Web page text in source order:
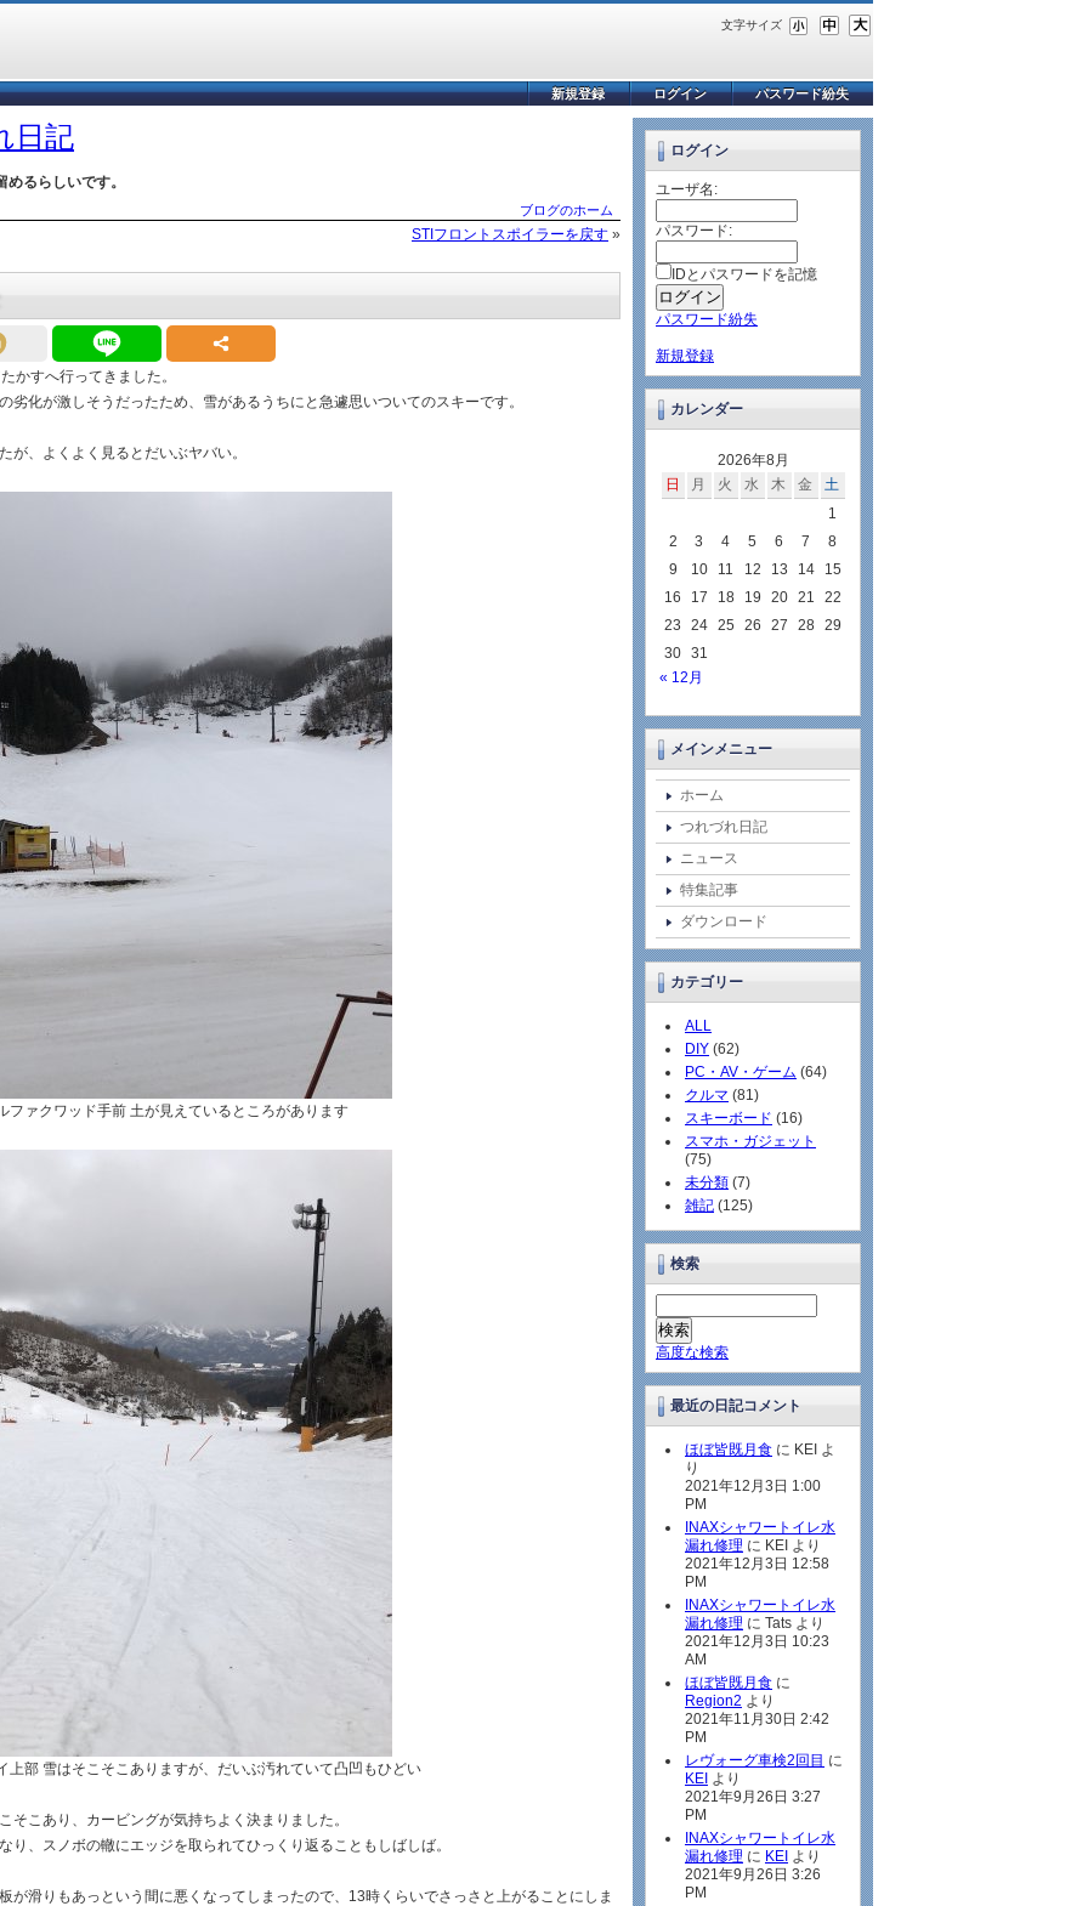
文字サイズ
パスワード紛失
ログイン
新規登録
日記
るらしいです。
ブログのホーム
STIフロントスポイラーを戻す »
かすへ行ってきました。
劣化が激しそうだったため、雪があるうちにと急遽思いついてのスキーです。
が、よくよく見るとだいぶヤバい。
ファクワッド手前 土が見えているところがあります
上部 雪はそこそこありますが、だいぶ汚れていて凸凹もひどい
こあり、カービングが気持ちよく決まりました。
り、スノボの轍にエッジを取られてひっくり返ることもしばしば。
が滑りもあっという間に悪くなってしまったので、13時くらいでさっさと上がることにしま
ログイン
ユーザ名:
パスワード:
IDとパスワードを記憶
パスワード紛失
新規登録
カレンダー
2026年8月
日
月 火 水 木 金
土
1
2
3 4 5 6 7
8
9
10 11 12 13 14
15
16
17 18 19 20 21
22
23
24 25 26 27 28
29
30 31
« 12月
メインメニュー
ホーム
つれづれ日記
ニュース
特集記事
ダウンロード
カテゴリー
ALL
DIY (62)
PC・AV・ゲーム (64)
クルマ (81)
スキーボード (16)
スマホ・ガジェット
(75)
未分類 (7)
雑記 (125)
検索
高度な検索
最近の日記コメント
ほぼ皆既月食 に KEI よ
り
2021年12月3日 1:00
PM
INAXシャワートイレ水
漏れ修理 に KEI より
2021年12月3日 12:58
PM
INAXシャワートイレ水
漏れ修理 に Tats より
2021年12月3日 10:23
AM
ほぼ皆既月食 に
Region2 より
2021年11月30日 2:42
PM
レヴォーグ車検2回目 に
KEI より
2021年9月26日 3:27
PM
INAXシャワートイレ水
漏れ修理 に KEI より
2021年9月26日 3:26
PM